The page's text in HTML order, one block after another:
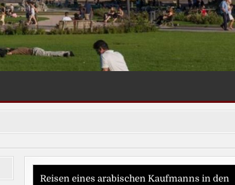
Reisen eines arabischen Kaufmanns in den